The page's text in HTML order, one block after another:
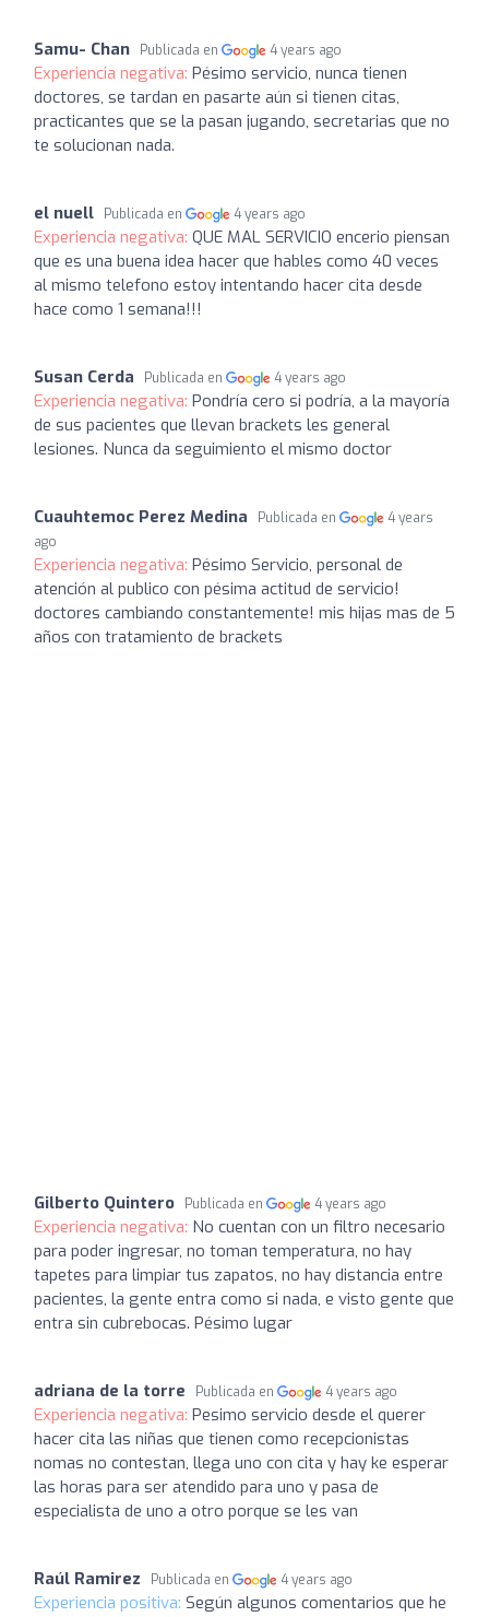
Samu- Chan Publicada en 4 years ago
Experiencia negativa: Pésimo servicio, nunca tienen
doctores, se tardan en pasarte aún si tienen citas,
practicantes que se la pasan jugando, secretarias que no
te solucionan nada.
el nuell Publicada en 4 years ago
Experiencia negativa: QUE MAL SERVICIO encerio piensan
que es una buena idea hacer que hables como 40 veces
al mismo telefono estoy intentando hacer cita desde
hace como 1 semana!!!
Susan Cerda Publicada en 4 years ago
Experiencia negativa: Pondría cero si podría, a la mayoría
de sus pacientes que llevan brackets les general
lesiones. Nunca da seguimiento el mismo doctor
Cuauhtemoc Perez Medina Publicada en
4 years
ago
Experiencia negativa: Pésimo Servicio, personal de
atención al publico con pésima actitud de servicio!
doctores cambiando constantemente! mis hijas mas de 5
años con tratamiento de brackets
Gilberto Quintero Publicada en 4 years ago
Experiencia negativa: No cuentan con un filtro necesario
para poder ingresar, no toman temperatura, no hay
tapetes para limpiar tus zapatos, no hay distancia entre
pacientes, la gente entra como si nada, e visto gente que
entra sin cubrebocas. Pésimo lugar
adriana de la torre Publicada en 4 years ago
Experiencia negativa: Pesimo servicio desde el querer
hacer cita las niñas que tienen como recepcionistas
nomas no contestan, llega uno con cita y hay ke esperar
las horas para ser atendido para uno y pasa de
especialista de uno a otro porque se les van
Raúl Ramirez Publicada en 4 years ago
Experiencia positiva: Según algunos comentarios que he